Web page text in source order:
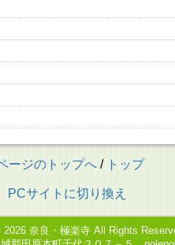
ージのトップへ / トップ
PCサイトに切り換え
2026 奈良・極楽寺 All Rights